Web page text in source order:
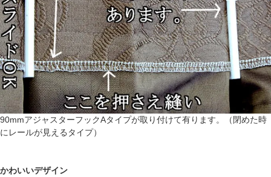
90mmアジャスターフックAタイプが取り付けて有ります。（閉めた時
にレールが見えるタイプ）
かわいいデザイン